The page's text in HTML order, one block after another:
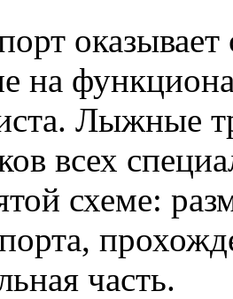
оказывает
на
Лыжные
всех
схеме:
часть.